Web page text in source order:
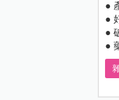
●
●
●
●